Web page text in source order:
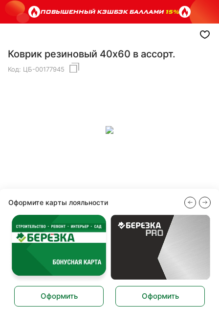
ПОВЫШЕННЫЙ КЭШБЭК БАЛЛАМИ15%
Коврик резиновый 40х60 в ассорт.
Код: ЦБ-00177945
Оформите карты лояльности
Оформить Оформить